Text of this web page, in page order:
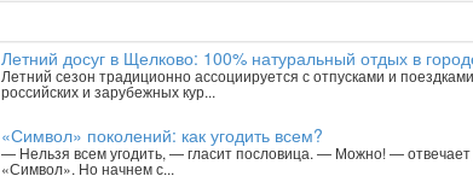
Летний досуг в Щелково: 100% натуральный отдых в
Летний сезон традиционно ассоциируется с отпусками и
российских и зарубежных кур...
«Символ» поколений: как угодить всем?
— Нельзя всем угодить, — гласит пословица. — Можно! —
«Символ». Но начнем с...